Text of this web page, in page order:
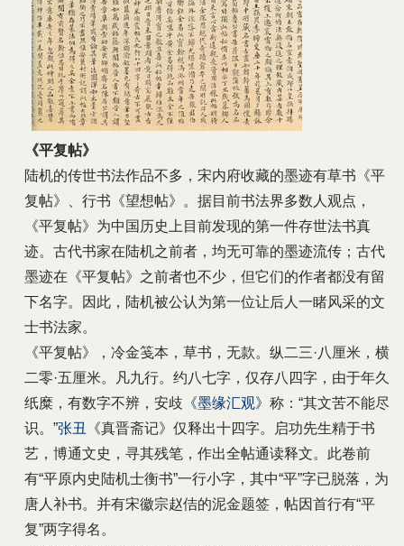
《平复帖》
陆机的传世书法作品不多，宋内府收藏的墨迹有草书《平
复帖》、行书《望想帖》。据目前书法界多数人观点，
《平复帖》为中国历史上目前发现的第一件存世法书真
迹。古代书家在陆机之前者，均无可靠的墨迹流传；古代
墨迹在《平复帖》之前者也不少，但它们的作者都没有留
下名字。因此，陆机被公认为第一位让后人一睹风采的文
士书法家。
《平复帖》，冷金笺本，草书，无款。纵二三·八厘米，横
二零·五厘米。凡九行。约八七字，仅存八四字，由于年久
纸糜，有数字不辨，安歧 《墨缘汇观》 称：“其文苦不能尽
识。”张丑
《真晋斋记》仅释出十四字。启功先生精于书
艺，博通文史，寻其残笔，作出全帖通读释文。此卷前
有“平原内史陆机士衡书”一行小字，其中“平”字已脱落，为
唐人补书。并有宋徽宗赵佶的泥金题签，帖因首行有“平
复”两字得名。